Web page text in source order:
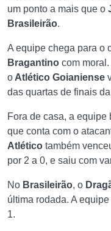
um ponto a mais que o
Brasileirão.
A equipe chega para o
Bragantino com
o Atlético Goianiense
das quartas de finais da
Fora de casa, a
que conta com o
Atlético também
por 2 a 0, e saiu com
No Brasileirão, o
última rodada. A
1.